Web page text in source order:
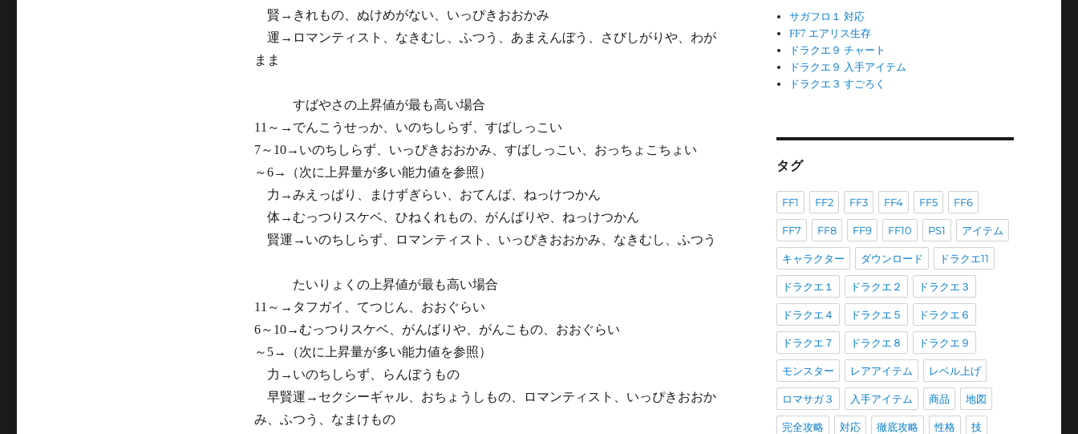
賢→きれもの、ぬけめがない、いっぴきおおかみ
運→ロマンティスト、なきむし、ふつう、あまえんぼう、さびしがりや、わが
まま
すばやさの上昇値が最も高い場合
11～→でんこうせっか、いのちしらず、すばしっこい
7～10→いのちしらず、いっぴきおおかみ、すばしっこい、おっちょこちょい
～6→（次に上昇量が多い能力値を参照）
力→みえっぱり、まけずぎらい、おてんば、ねっけつかん
体→むっつりスケベ、ひねくれもの、がんばりや、ねっけつかん
賢運→いのちしらず、ロマンティスト、いっぴきおおかみ、なきむし、ふつう
たいりょくの上昇値が最も高い場合
11～→タフガイ、てつじん、おおぐらい
6～10→むっつりスケベ、がんばりや、がんこもの、おおぐらい
～5→（次に上昇量が多い能力値を参照）
力→いのちしらず、らんぼうもの
早賢運→セクシーギャル、おちょうしもの、ロマンティスト、いっぴきおおか
み、ふつう、なまけもの
サガフロ１ 対応
FF7 エアリス生存
ドラクエ９ チャート
ドラクエ９ 入手アイテム
ドラクエ３ すごろく
タグ
FF1 FF2 FF3 FF4 FF5 FF6
FF7 FF8 FF9 FF10 PS1 アイテム
キャラクター ダウンロード ドラクエ11
ドラクエ１ ドラクエ２ ドラクエ３
ドラクエ４ ドラクエ５ ドラクエ６
ドラクエ７ ドラクエ８ ドラクエ９
モンスター レアアイテム レベル上げ
ロマサガ３ 入手アイテム 商品 地図
完全攻略 対応 徹底攻略 性格 技